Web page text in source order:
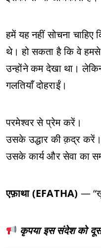
हमें यह नहीं सोचना
थे। हो सकता है कि वे
उन्होंने कम देखा था।
गलतियाँ दोहराईं।
परमेश्वर से प्रेम करें।
उसके उद्धार की क़द्र करें।
उसके कार्य और सेवा का
एफ़ाथा (EFATHA) —
कृपया इस संदेश को